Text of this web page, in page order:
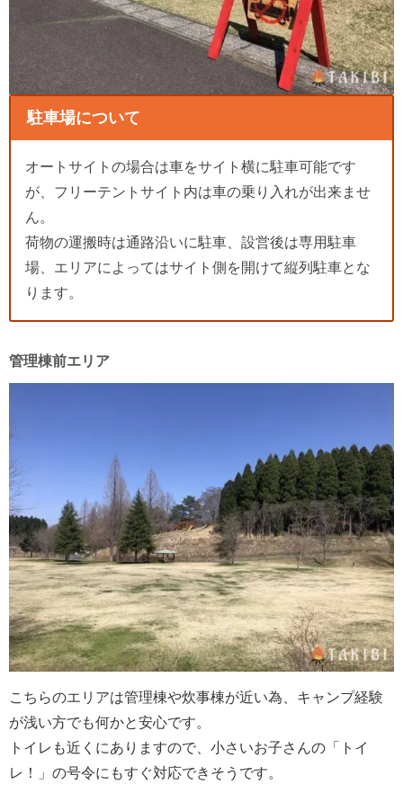
駐車場について
オートサイトの場合は車をサイト横に駐車可能です
が、フリーテントサイト内は車の乗り入れが出来ませ
ん。
荷物の運搬時は通路沿いに駐車、設営後は専用駐車
場、エリアによってはサイト側を開けて縦列駐車とな
ります。
管理棟前エリア
こちらのエリアは管理棟や炊事棟が近い為、キャンプ経験
が浅い方でも何かと安心です。
トイレも近くにありますので、小さいお子さんの「トイ
レ！」の号令にもすぐ対応できそうです。